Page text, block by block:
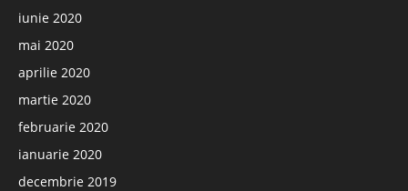
iunie 2020
mai 2020
aprilie 2020
martie 2020
februarie 2020
ianuarie 2020
decembrie 2019